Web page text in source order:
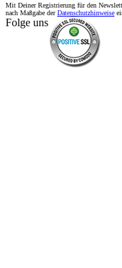
Mit Deiner Registrierung für den
nach Maßgabe derDatenschutzhinweise
Folge uns